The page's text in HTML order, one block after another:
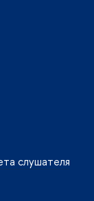
слушателя